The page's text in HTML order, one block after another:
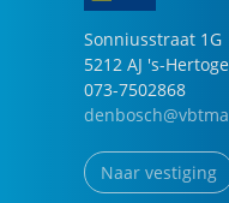
Sonniusstraat 1G
5212 AJ 's-
073-7502868
Naar vestiging